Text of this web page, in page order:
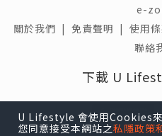
e-
關於我們 | 免責聲明 | 使用
聯絡
下載 U
U Lifestyle 會使用Cookies
您同意接受本網站之私隱政策